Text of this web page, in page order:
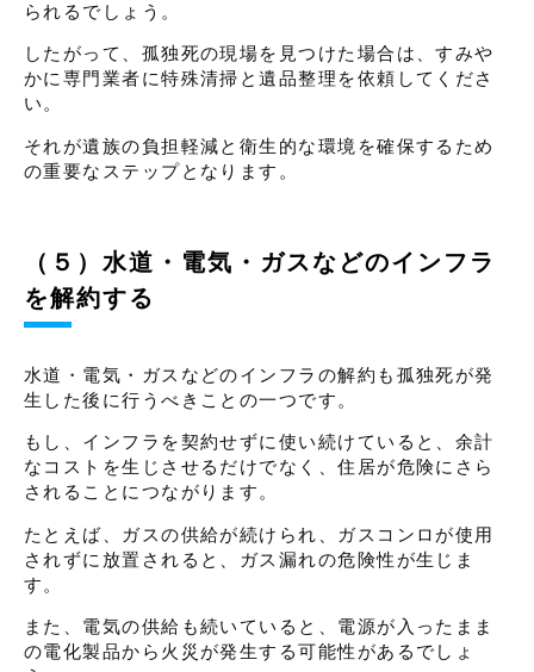
られるでしょう。
したがって、孤独死の現場を見つけた場合は、すみや
かに専門業者に特殊清掃と遺品整理を依頼してくださ
い。
それが遺族の負担軽減と衛生的な環境を確保するため
の重要なステップとなります。
（５）水道・電気・ガスなどのインフラ
を解約する
水道・電気・ガスなどのインフラの解約も孤独死が発
生した後に行うべきことの一つです。
もし、インフラを契約せずに使い続けていると、余計
なコストを生じさせるだけでなく、住居が危険にさら
されることにつながります。
たとえば、ガスの供給が続けられ、ガスコンロが使用
されずに放置されると、ガス漏れの危険性が生じま
す。
また、電気の供給も続いていると、電源が入ったまま
の電化製品から火災が発生する可能性があるでしょ